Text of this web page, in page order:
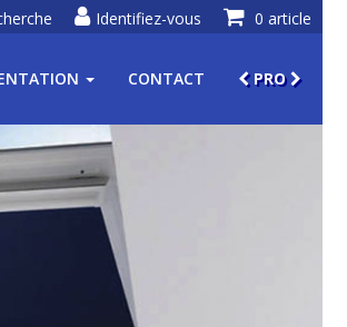
0 article
Identifiez-vous
CONTACT PRO